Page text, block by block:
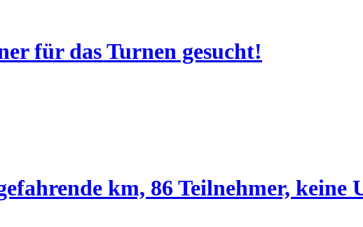
für das Turnen gesucht!
km, 86 Teilnehmer, keine